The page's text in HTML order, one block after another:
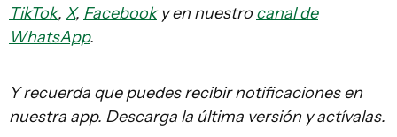
TikTok, X, Facebooky en nuestro canal de
WhatsApp.
Y recuerda que puedes recibir notificaciones en
nuestra app. Descarga la última versión y actívalas.